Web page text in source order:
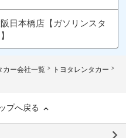
日本橋店【ガソリンスタ
カー会社一覧
トヨタレンタカー
プへ戻る